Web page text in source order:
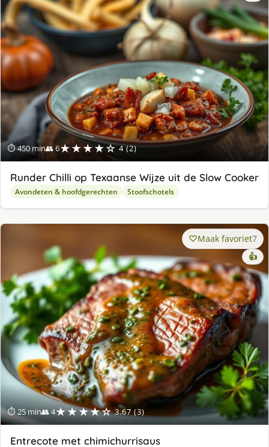
⏱ 450 min👥 6★★★★☆ 4 (2)
Runder Chilli op Texaanse Wijze uit de Slow Cooker
Avondeten & hoofdgerechten Stoofschotels
⏱ 25 min👥 4★★★★☆ 3.67 (3)
Maak favoriet7
👍
Entrecote met chimichurrisaus